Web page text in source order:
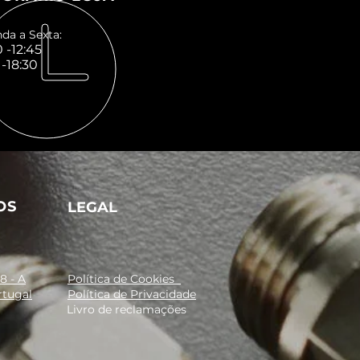
em instalações
automação, linhas de
de controlo e distribuição de
a Sexta:
-12:45
18:30
LEGAL
- A
Política de Cookies
Política de Privacidade
Livro de reclamações